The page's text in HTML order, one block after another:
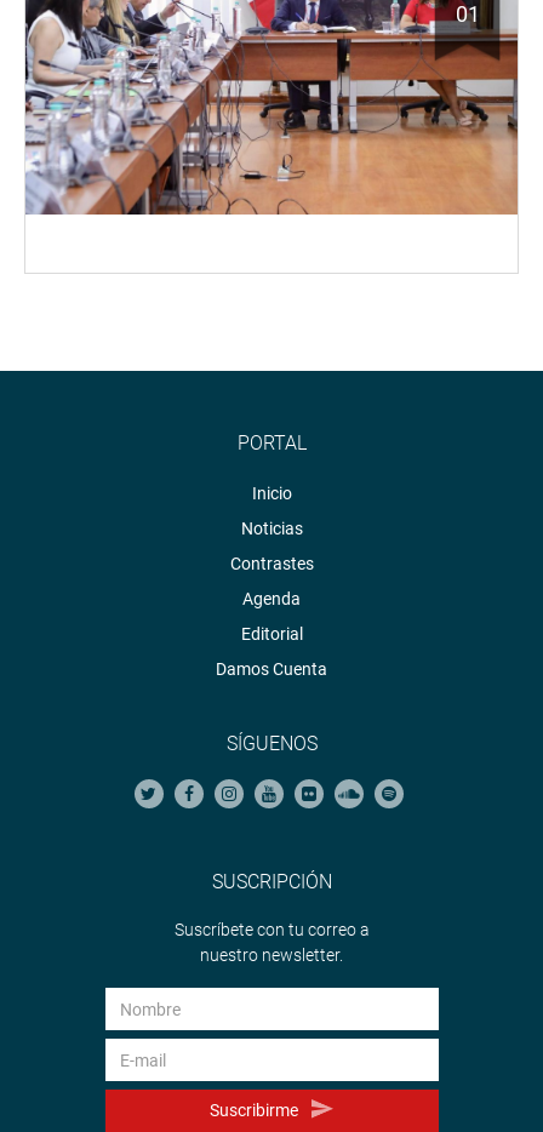
01
PORTAL
Inicio
Noticias
Contrastes
Agenda
Editorial
Damos Cuenta
SÍGUENOS
SUSCRIPCIÓN
Suscríbete con tu correo a
nuestro newsletter.
Suscribirme